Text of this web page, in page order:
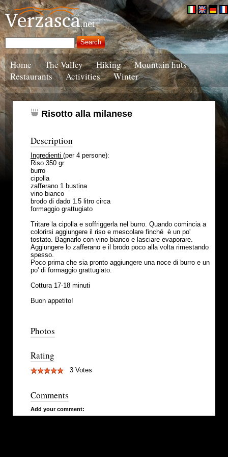
Home The Valley Hiking
Mountain huts
Restaurants
Activities Winter
Risotto alla milanese
Description
Ingredienti (per 4 persone):
Riso 350 gr.
burro
cipolla
zafferano 1 bustina
vino bianco
brodo di dado 1.5 litro circa
formaggio grattugiato
Tritare la cipolla e soffriggerla nel burro. Quando comincia a
colorirsi aggiungere il riso e mescolare finché è un po'
tostato. Bagnarlo con vino bianco e lasciare evaporare.
Aggiungere lo zafferano e il brodo poco alla volta rimestando
spesso.
Poco prima che sia pronto aggiungere una noce di burro e un
po' di formaggio grattugiato.
Cottura 17-18 minuti
Buon appetito!
Photos
Rating
3 Votes
Comments
Add your comment: